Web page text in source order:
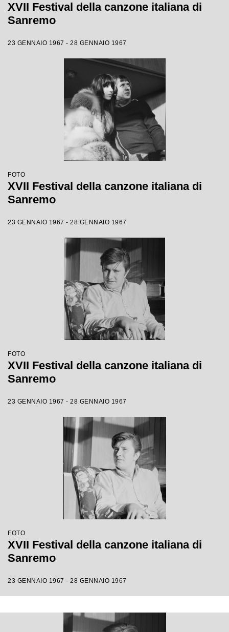
XVII Festival della canzone italiana di
Sanremo
23 GENNAIO 1967 - 28 GENNAIO 1967
FOTO
XVII Festival della canzone italiana di
Sanremo
23 GENNAIO 1967 - 28 GENNAIO 1967
FOTO
XVII Festival della canzone italiana di
Sanremo
23 GENNAIO 1967 - 28 GENNAIO 1967
FOTO
XVII Festival della canzone italiana di
Sanremo
23 GENNAIO 1967 - 28 GENNAIO 1967